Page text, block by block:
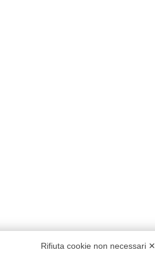
Rifiuta cookie non necessari ✕